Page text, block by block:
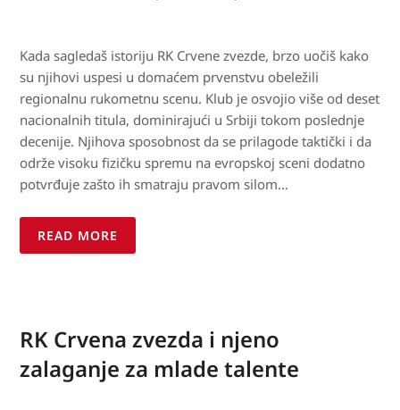
Kada sagledaš istoriju RK Crvene zvezde, brzo uočiš kako
su njihovi uspesi u domaćem prvenstvu obeležili
regionalnu rukometnu scenu. Klub je osvojio više od deset
nacionalnih titula, dominirajući u Srbiji tokom poslednje
decenije. Njihova sposobnost da se prilagode taktički i da
održe visoku fizičku spremu na evropskoj sceni dodatno
potvrđuje zašto ih smatraju pravom silom…
READ MORE
RK Crvena zvezda i njeno
zalaganje za mlade talente